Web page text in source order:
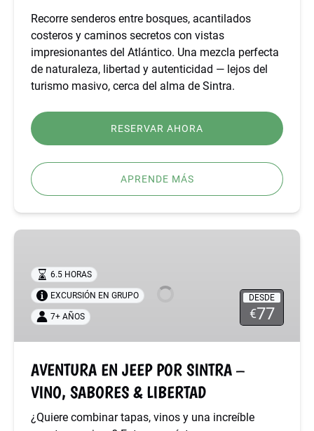
Recorre senderos entre bosques, acantilados
costeros y caminos secretos con vistas
impresionantes del Atlántico. Una mezcla perfecta
de naturaleza, libertad y autenticidad — lejos del
turismo masivo, cerca del alma de Sintra.
RESERVAR AHORA
APRENDE MÁS
AVENTURA
JEEP
POR
SINTRA
LIBERTAD
DESDE
€77
6.5 HORAS
EXCURSIÓN EN GRUPO
7+ AÑOS
AVENTURA EN JEEP POR SINTRA –
VINO, SABORES & LIBERTAD
¿Quiere combinar tapas, vinos y una increíble